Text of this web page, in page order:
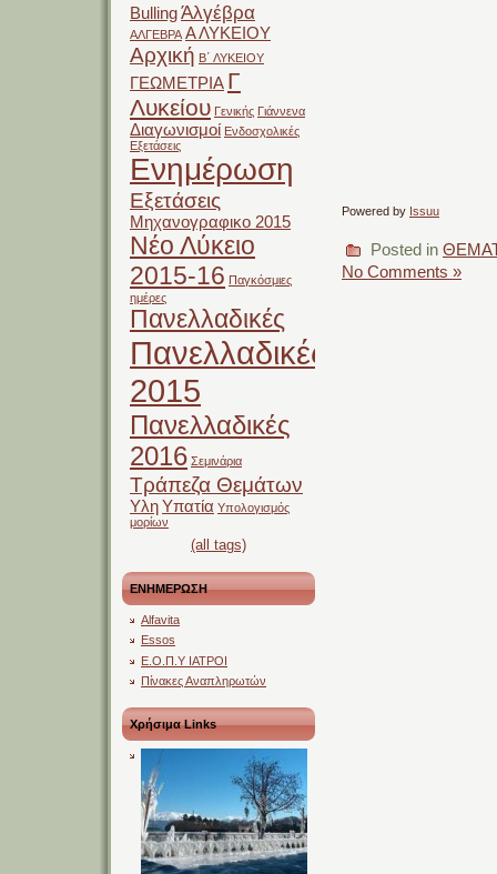
BullingΆλγέβρα
ΑΛΓΕΒΡΑ Α ΛΥΚΕΙΟΥ
Αρχική Β΄ ΛΥΚΕΙΟΥ
ΓΕΩΜΕΤΡΙΑ Γ
Λυκείου Γενικής Γιάννενα
Διαγωνισμοί Ενδοσχολικές
Εξετάσεις
Ενημέρωση
Εξετάσεις
Μηχανογραφικο 2015
Νέο Λύκειο
2015-16 Παγκόσμιες
ημέρες
Πανελλαδικές
Πανελλαδικές
2015
Πανελλαδικές
2016 Σεμινάρια
Τράπεζα Θεμάτων
ΥληΥπατία Υπολογισμός
μορίων
(all tags)
ΕΝΗΜΕΡΩΣΗ
Alfavita
Essos
Ε.Ο.Π.Υ ΙΑΤΡΟΙ
Πίνακες Αναπληρωτών
Χρήσιμα Links
Powered by Issuu
Posted in
No Comments »